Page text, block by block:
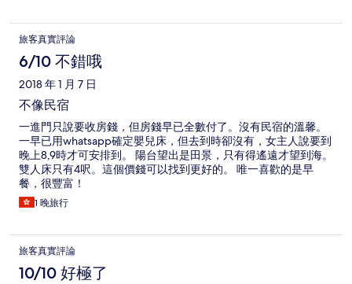
旅客真實評論
6/10 不錯哦
2018 年 1 月 7 日
不像民宿
一進門只說要收房錢，但房錢早已全數付了。沒有民宿的溫馨。
一早已用whatsapp確定嬰兒床，但去到時卻沒有，女主人說要到
晚上8,9時才可安排到。 陽台望出是田景，只有得遙遠才望到海。
雙人床只有4呎。這個價錢可以找到更好的。 唯一喜歡的是早
餐，很豐富！
1 晚旅行
旅客真實評論
10/10 好極了